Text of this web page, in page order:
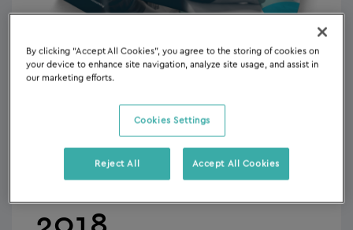
Survey:
Toekomstig Talent
in Accounting
By clicking “Accept All Cookies”, you agree to the storing of cookies on
your device to enhance site navigation, analyze site usage, and assist in
our marketing efforts.
Cookies Settings
Reject All Accept All Cookies